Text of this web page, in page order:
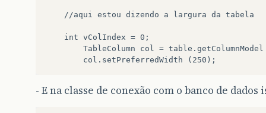
TableColumn col =
- E na classe de conexão com o banco de dados